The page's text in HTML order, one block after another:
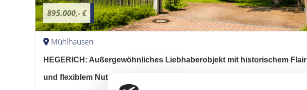
895.000,- €
Mühlhausen
HEGERICH: Außergewöhnliches Liebhaberobjekt mit historischem Flair
und flexiblem Nutzungskonzept